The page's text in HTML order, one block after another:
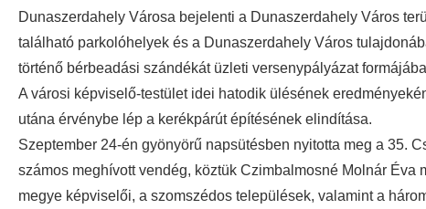
Dunaszerdahely Városa bejelenti a Dunaszerdahely Város
található parkolóhelyek és a Dunaszerdahely Város
történő bérbeadási szándékát üzleti versenypályázat
A városi képviselő-testület idei hatodik ülésének
utána érvénybe lép a kerékpárút építésének elindítása.
Szeptember 24-én gyönyörű napsütésben nyitotta meg a 35.
számos meghívott vendég, köztük Czimbalmosné Molnár
megye képviselői, a szomszédos települések, valamint a